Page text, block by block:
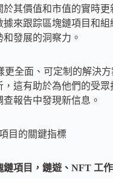
於其價值和市值的實時更
據來跟踪區塊鏈項目和組
發展的洞察力。
更全面、可定制的解決
，這有助於為他們的受眾
報告中發現新信息。
目的關鍵指標
鏈項目，鏈遊、NFT 工